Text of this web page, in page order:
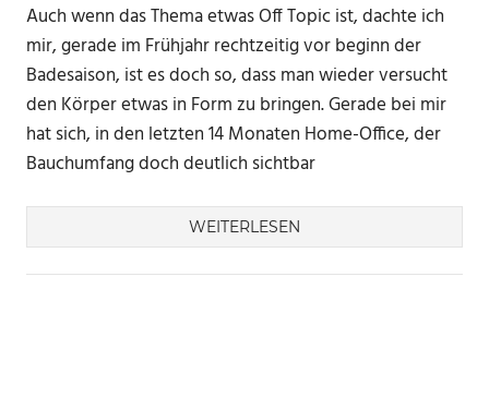
Auch wenn das Thema etwas Off Topic ist, dachte ich
mir, gerade im Frühjahr rechtzeitig vor beginn der
Badesaison, ist es doch so, dass man wieder versucht
den Körper etwas in Form zu bringen. Gerade bei mir
hat sich, in den letzten 14 Monaten Home-Office, der
Bauchumfang doch deutlich sichtbar
WEITERLESEN